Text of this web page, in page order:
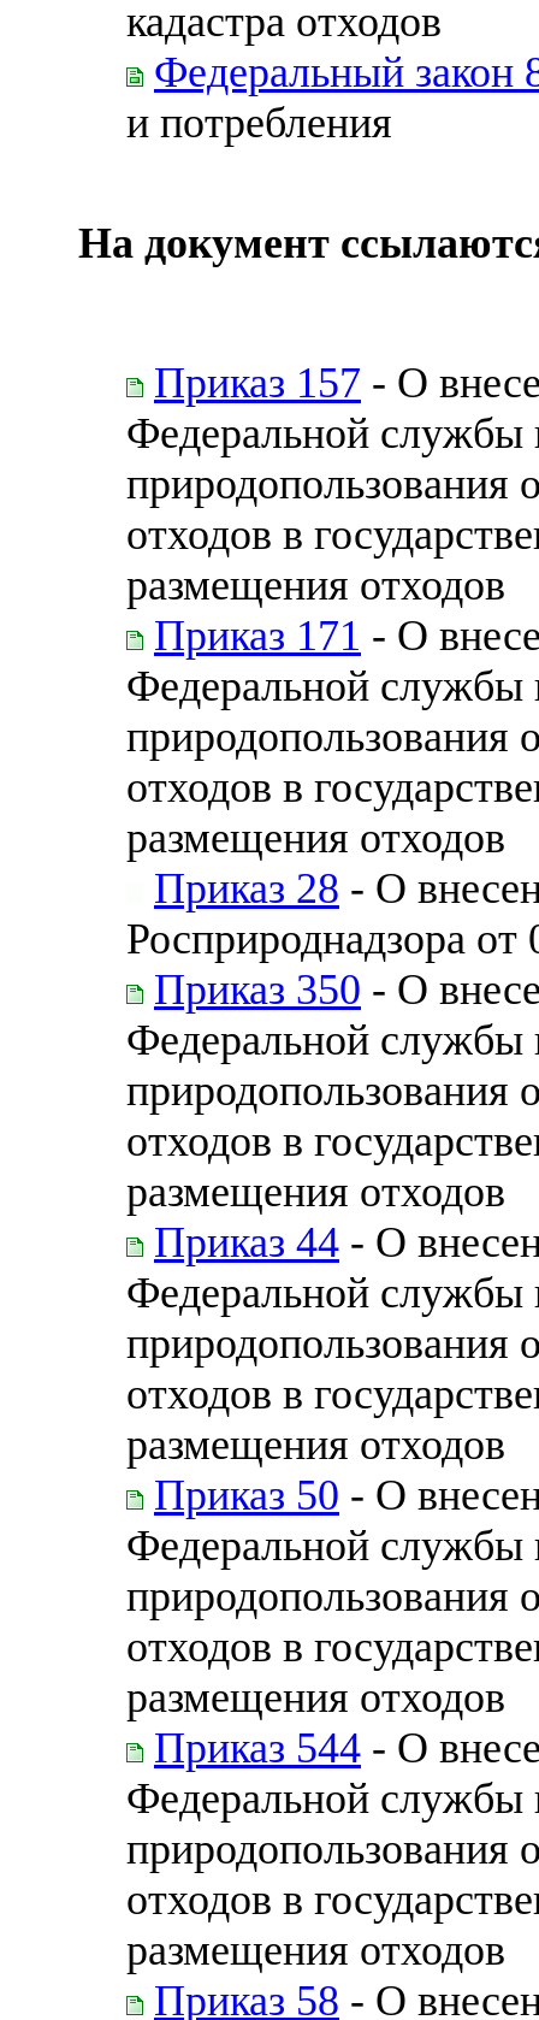
кадастра отходов
Федеральный закон
и потребления
На документ
Приказ 157 - О
Федеральной службы
природопользования
отходов в
размещения отходов
Приказ 171 - О
Федеральной службы
природопользования
отходов в
размещения отходов
Приказ 28 - О
Росприроднадзора
Приказ 350 - О
Федеральной службы
природопользования
отходов в
размещения отходов
Приказ 44 - О
Федеральной службы
природопользования
отходов в
размещения отходов
Приказ 50 - О
Федеральной службы
природопользования
отходов в
размещения отходов
Приказ 544 - О
Федеральной службы
природопользования
отходов в
размещения отходов
Приказ 58 - О